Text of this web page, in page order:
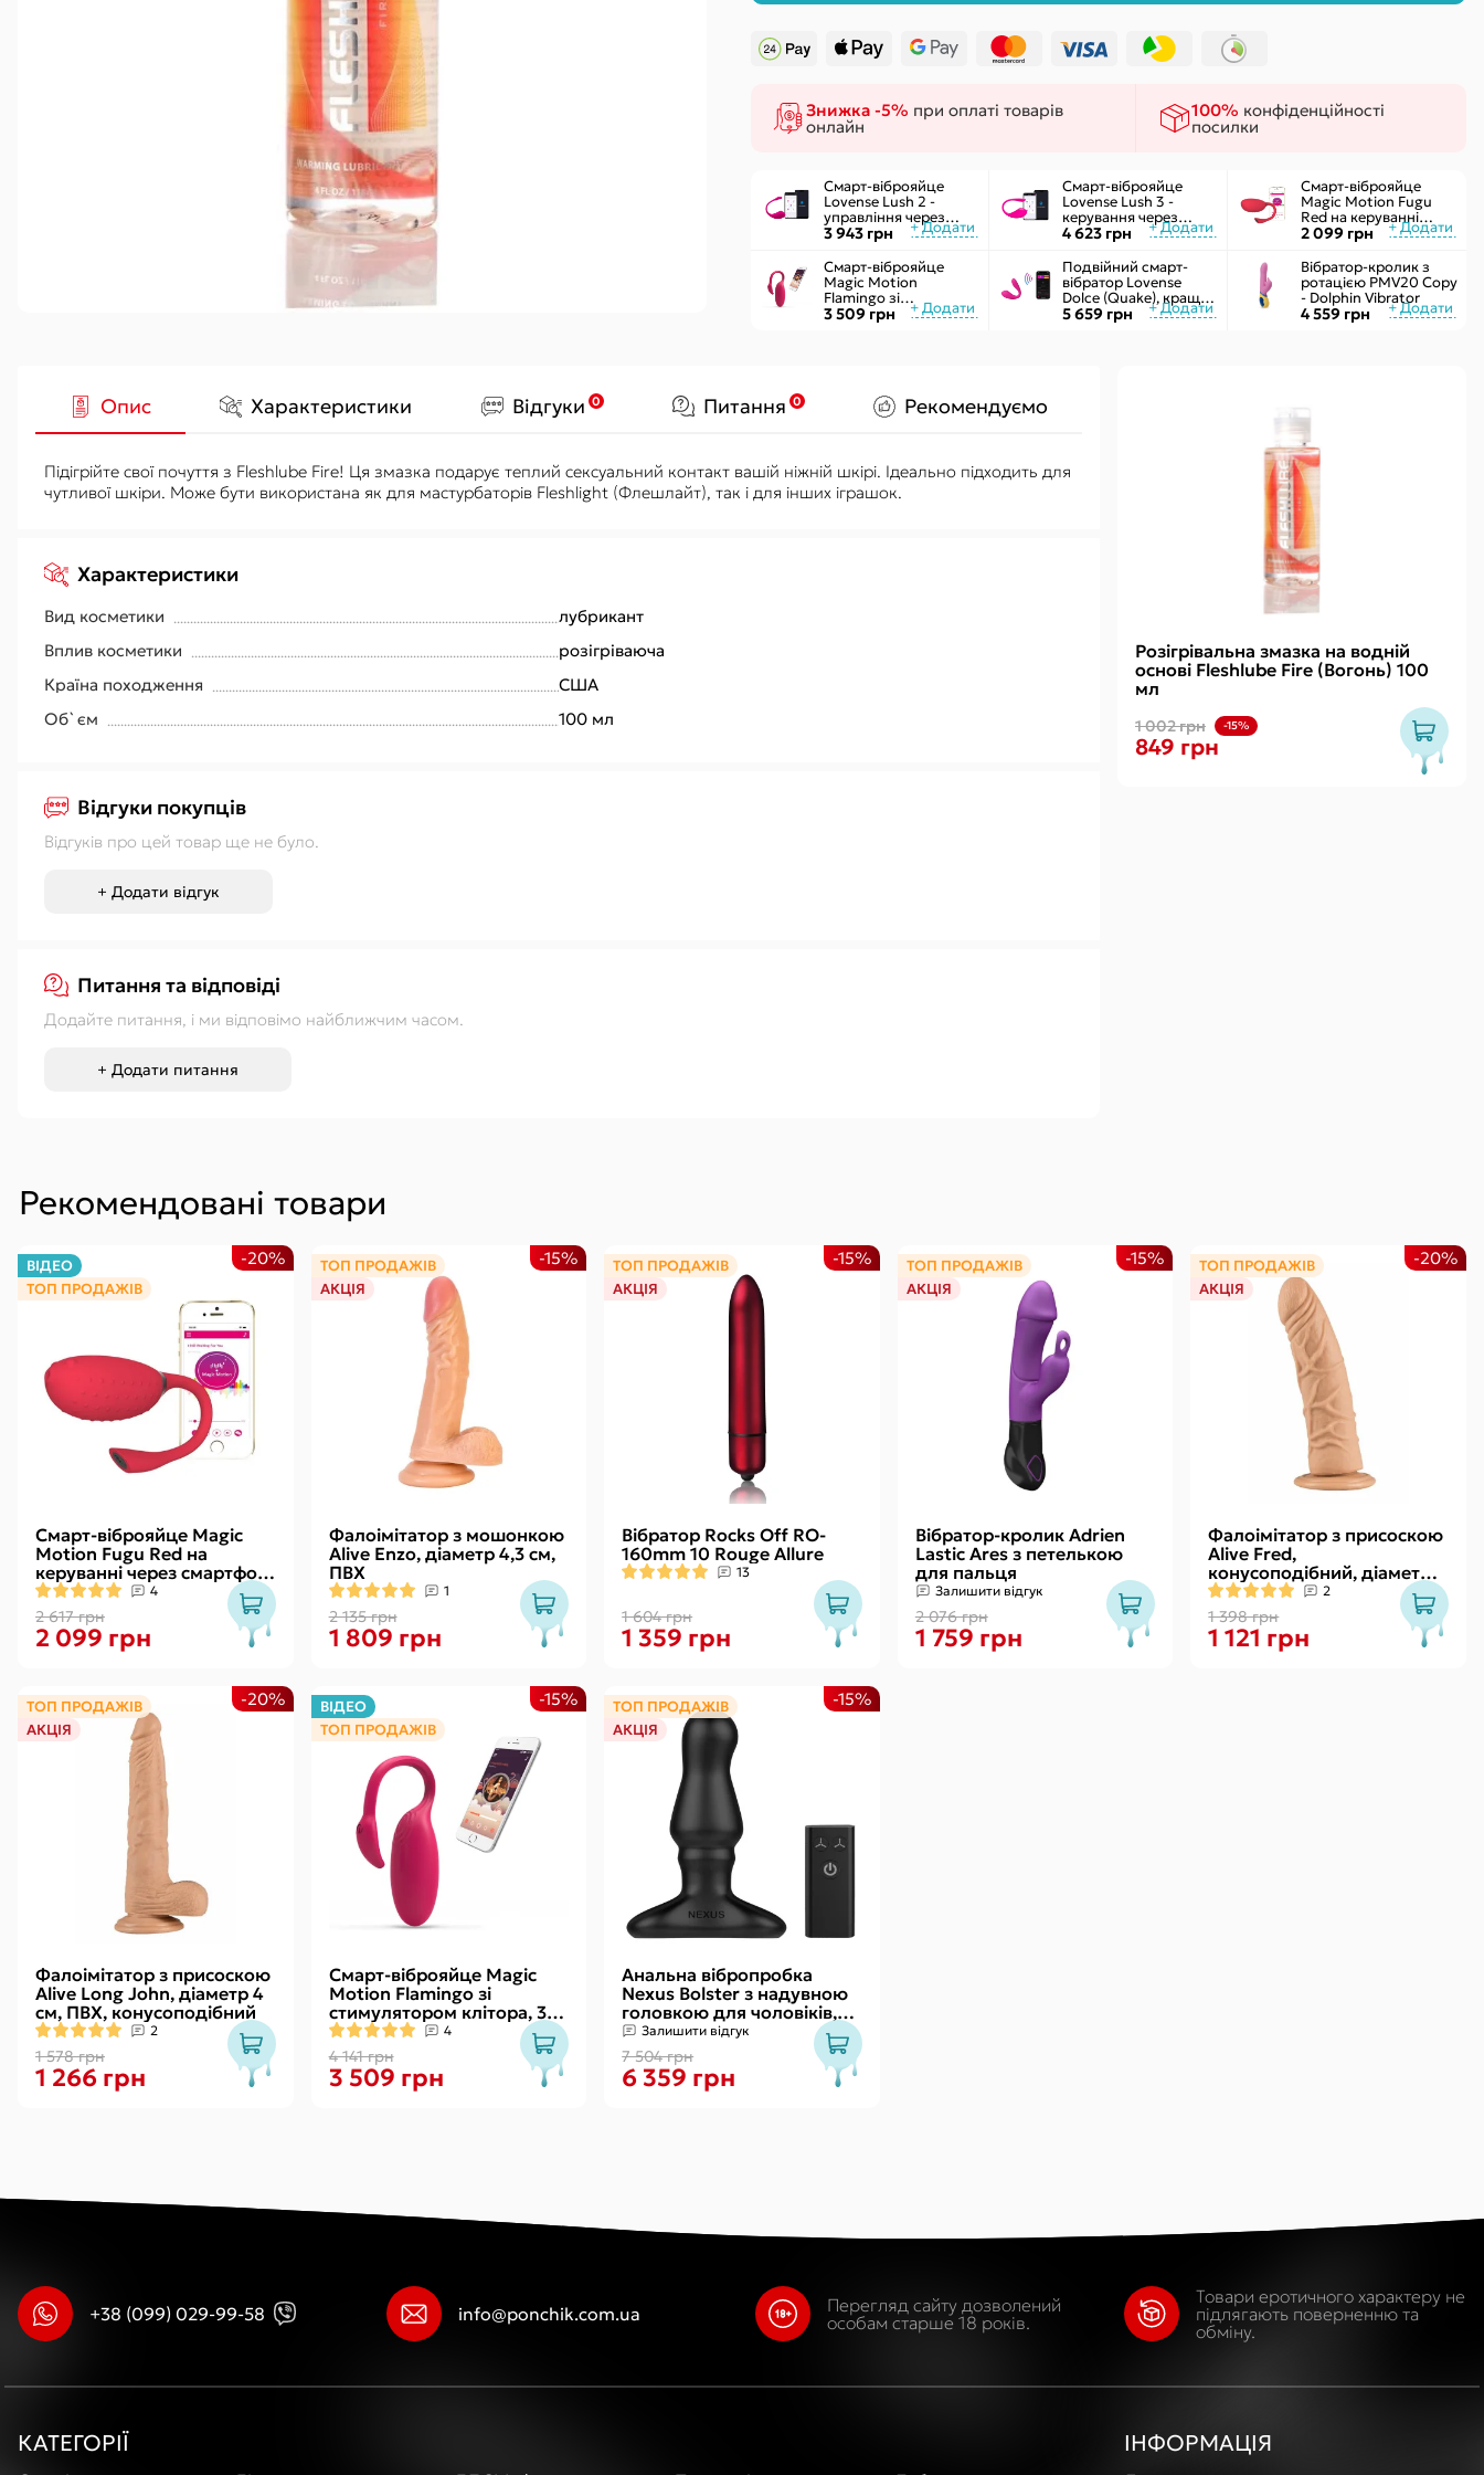
Гідропомпи
Вакуумні
Аксесуари
Подушки для сексу
Знижка -5% при оплаті товарів
онлайн
100% конфіденційності
посилки
Смарт-віброяйце
Lovense Lush 2 -
управління через
додаток
3 943 грн
Смарт-віброяйце
Lovense Lush 3 -
керування через
інтернет
4 623 грн
Смарт-віброяйце
Magic Motion Fugu
Red на керуванні
через смартфон, 9
режимів вібрації
2 099 грн
Смарт-віброяйце
Magic Motion
Flamingo зі
стимулятором
клітора, 3 види вправ
3 509 грн
Подвійний смарт-
вібратор Lovense
Dolce (Quake), краще
Lush 3, управління зі
смартфона
5 659 грн
Вібратор-кролик з
ротацією PMV20 Copy
- Dolphin Vibrator
4 559 грн
Розігрівальна змазка на водній
основі Fleshlube Fire (Вогонь) 100
мл
1 002 грн -15%
849 грн
Опис Характеристики Відгуки 0 Питання 0 Рекомендуємо
Підігрійте свої почуття з Fleshlube Fire! Ця змазка подарує теплий сексуальний контакт вашій ніжній шкірі. Ідеально підходить для
чутливої ​​шкіри. Може бути використана як для мастурбаторів Fleshlight (Флешлайт), так і для інших іграшок.
Характеристики
Вид косметики
лубрикант
Вплив косметики
розігріваюча
Країна походження
США
Об`єм
100 мл
Відгуки покупців
Відгуків про цей товар ще не було.
+ Додати відгук
Питання та відповіді
Додайте питання, і ми відповімо найближчим часом.
+ Додати питання
Рекомендовані товари
ВІДЕО
ТОП ПРОДАЖІВ
Смарт-віброяйце Magic
Motion Fugu Red на
керуванні через смартфон,
9 режимів вібрації
4
2 617 грн
-20%
2 099 грн
ТОП ПРОДАЖІВ
АКЦІЯ
Фалоімітатор з мошонкою
Alive Enzo, діаметр 4,3 см,
ПВХ
1
2 135 грн
-15%
1 809 грн
ТОП ПРОДАЖІВ
АКЦІЯ
Вібратор Rocks Off RO-
160mm 10 Rouge Allure
13
1 604 грн
-15%
1 359 грн
ТОП ПРОДАЖІВ
АКЦІЯ
Вібратор-кролик Adrien
Lastic Ares з петелькою
для пальця
Залишити відгук
2 076 грн
-15%
1 759 грн
ТОП ПРОДАЖІВ
АКЦІЯ
Фалоімітатор з присоскою
Alive Fred,
конусоподібний, діаметр
від 4,2см до 4,7см, ПВХ,
рельєфний
2
1 398 грн
-20%
1 121 грн
ТОП ПРОДАЖІВ
АКЦІЯ
Фалоімітатор з присоскою
Alive Long John, діаметр 4
см, ПВХ, конусоподібний
2
1 578 грн
-20%
1 266 грн
ВІДЕО
ТОП ПРОДАЖІВ
Смарт-віброяйце Magic
Motion Flamingo зі
стимулятором клітора, 3
види вправ Кегеля
4
4 141 грн
-15%
3 509 грн
ТОП ПРОДАЖІВ
АКЦІЯ
Анальна вібропробка
Nexus Bolster з надувною
головкою для чоловіків,
пульт ДК
Залишити відгук
7 504 грн
-15%
6 359 грн
+38 (099) 029-99-58 info@ponchik.com.ua
Перегляд сайту дозволений
особам старше 18 років.
Товари еротичного характеру не
підлягають поверненню та
обміну.
КАТЕГОРІЇ ІНФОРМАЦІЯ